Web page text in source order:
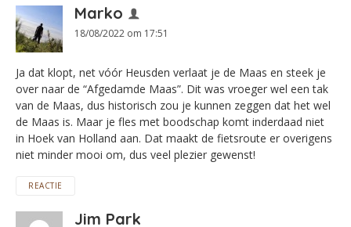
Marko
18/08/2022 om 17:51
Ja dat klopt, net vóór Heusden verlaat je de Maas en steek je
over naar de “Afgedamde Maas”. Dit was vroeger wel een tak
van de Maas, dus historisch zou je kunnen zeggen dat het wel
de Maas is. Maar je fles met boodschap komt inderdaad niet
in Hoek van Holland aan. Dat maakt de fietsroute er overigens
niet minder mooi om, dus veel plezier gewenst!
REACTIE
Jim Park